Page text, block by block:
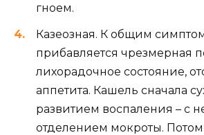
гноем.
Казеозная. К общим
прибавляется чрезмерная
лихорадочное состояние,
аппетита. Кашель сначала
развитием воспаления – с
отделением мокроты. Потом